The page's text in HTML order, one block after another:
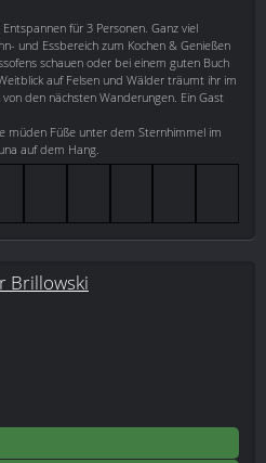
für 3 Personen. Ganz viel
und Essbereich zum Kochen & Genießen
schauen oder bei einem guten Buch
auf Felsen und Wälder träumt ihr im
den nächsten Wanderungen. Ein Gast
müden Füße unter dem Sternhimmel im
auf dem Hang.
Brillowski